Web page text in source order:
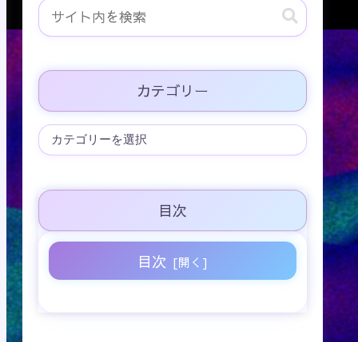
カテゴリー
目次
目次